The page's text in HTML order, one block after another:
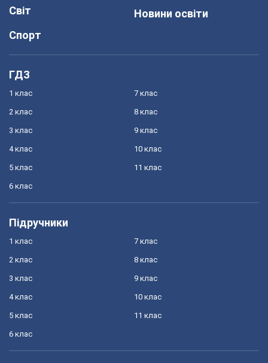
Світ
Спорт
Новини освіти
ГДЗ
1 клас
2 клас
3 клас
4 клас
5 клас
6 клас
7 клас
8 клас
9 клас
10 клас
11 клас
Підручники
1 клас
2 клас
3 клас
4 клас
5 клас
6 клас
7 клас
8 клас
9 клас
10 клас
11 клас